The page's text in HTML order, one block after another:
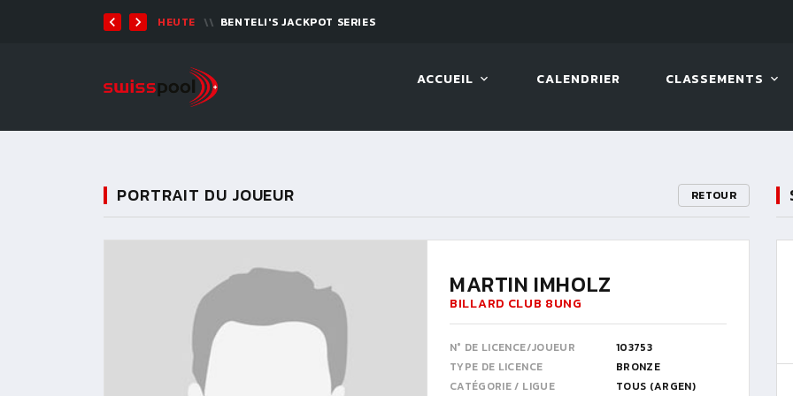
2026 - 9-BALL HEUTE BENTELI'S JACKPOT SERIES
ACCUEIL CALENDRIER CLASSEMENTS
PORTRAIT DU JOUEUR RETOUR
MARTIN IMHOLZ
BILLARD CLUB 8UNG
N° DE LICENCE/JOUEUR
103753
TYPE DE LICENCE
BRONZE
CATÉGORIE / LIGUE
TOUS (ARGEN)